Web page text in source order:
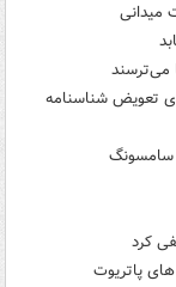
میدانی
می‌ترسند
تعویض شناسنامه
سامسونگ
کرد
پاتریوت